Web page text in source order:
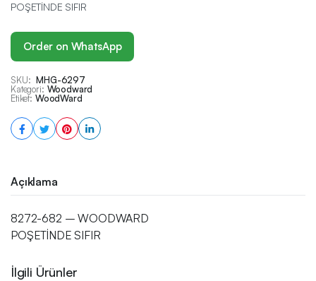
POŞETİNDE SIFIR
Order on WhatsApp
SKU: MHG-6297
Kategori: Woodward
Etiket: WoodWard
Açıklama
8272-682 – WOODWARD
POŞETİNDE SIFIR
İlgili Ürünler